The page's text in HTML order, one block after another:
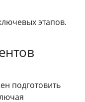
этапов.
подготовить